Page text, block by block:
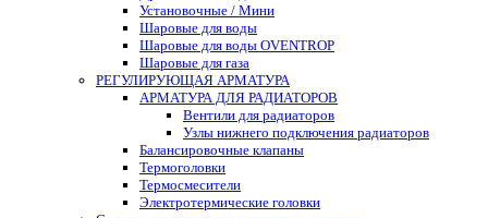
Установочные / Мини
Шаровые для воды
Шаровые для воды OVENTROP
Шаровые для газа
РЕГУЛИРУЮЩАЯ АРМАТУРА
АРМАТУРА ДЛЯ РАДИАТОРОВ
Вентили для радиаторов
Узлы нижнего подключения радиаторов
Балансировочные клапаны
Термоголовки
Термосмесители
Электротермические головки